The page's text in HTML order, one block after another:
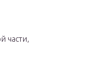
части,